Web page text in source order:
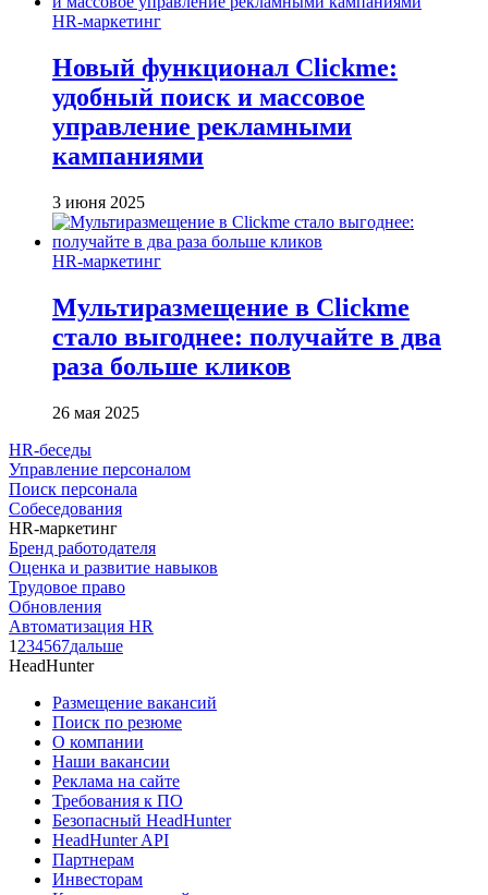
HR-маркетинг
Новый функционал Clickme:
удобный поиск и массовое
управление рекламными
кампаниями
3 июня 2025
HR-маркетинг
Мультиразмещение в Clickme
стало выгоднее: получайте в два
раза больше кликов
26 мая 2025
HR-беседы
Управление персоналом
Поиск персонала
Собеседования
HR-маркетинг
Бренд работодателя
Оценка и развитие навыков
Трудовое право
Обновления
Автоматизация HR
1 234567дальше
HeadHunter
Размещение вакансий
Поиск по резюме
О компании
Наши вакансии
Реклама на сайте
Требования к ПО
Безопасный HeadHunter
HeadHunter API
Партнерам
Инвесторам